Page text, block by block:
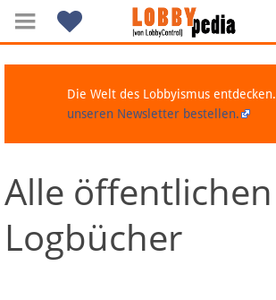
Navigation
Über Lobbypedia
Die Welt des Lobbyismus entdecken.
unseren Newsletter bestellen.
Alle öffentlichen
Logbücher